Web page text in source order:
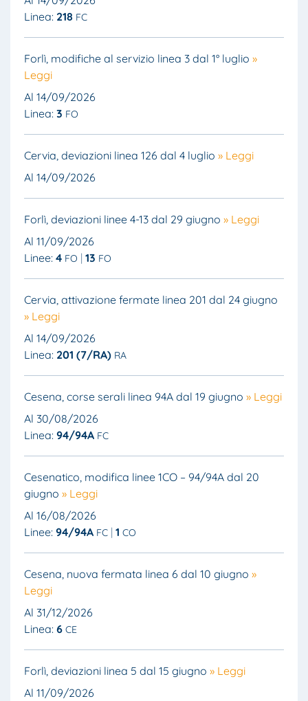
Linea: 218 FC
Forlì, modifiche al servizio linea 3 dal 1° luglio »
Leggi
Al 14/09/2026
Linea: 3 FO
Cervia, deviazioni linea 126 dal 4 luglio » Leggi
Al 14/09/2026
Forlì, deviazioni linee 4-13 dal 29 giugno » Leggi
Al 11/09/2026
Linee: 4 FO 13 FO
Cervia, attivazione fermate linea 201 dal 24 giugno
» Leggi
Al 14/09/2026
Linea: 201 (7/RA) RA
Cesena, corse serali linea 94A dal 19 giugno » Leggi
Al 30/08/2026
Linea: 94/94A FC
Cesenatico, modifica linee 1CO – 94/94A dal 20
giugno » Leggi
Al 16/08/2026
Linee: 94/94A FC 1 CO
Cesena, nuova fermata linea 6 dal 10 giugno »
Leggi
Al 31/12/2026
Linea: 6 CE
Forlì, deviazioni linea 5 dal 15 giugno » Leggi
Al 11/09/2026